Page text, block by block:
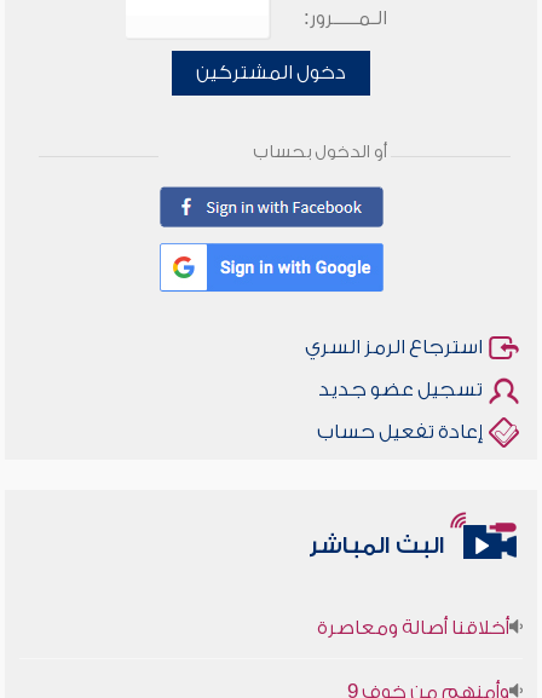
الـمـــــرور:
دخول المشتركين
أو الدخول بحساب
استرجاع الرمز السري
تسجيل عضو جديد
إعادة تفعيل حساب
البث المباشر
أخلاقنا أصالة ومعاصرة
وأمنهم من خوف 9